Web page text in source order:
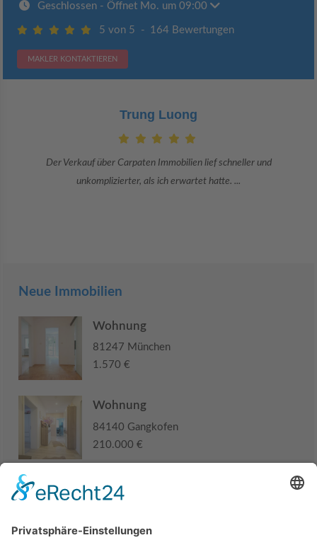
Geschlossen - Öffnet Mo. um 09:00
5 von 5 - 164 Bewertungen
MAKLER KONTAKTIEREN
Claudia Bergrath
Danke an Carpaten Immobilien und besonders an Frau Adriana Sarca.
Sie war viele Monate mehr als ...
Neue Immobilien
Wohnung
81247 München
1.570 €
Wohnung
84140 Gangkofen
210.000 €
Haus
285.000 €